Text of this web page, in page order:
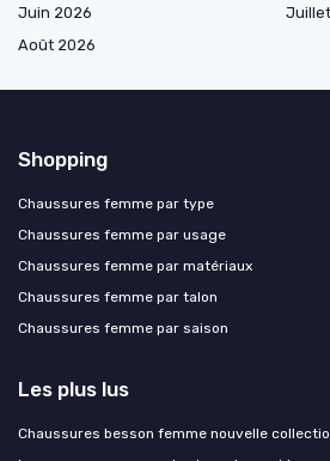
Juin 2026
Août 2026
Shopping
Chaussures femme par type
Chaussures femme par usage
Chaussures femme par matériaux
Chaussures femme par talon
Chaussures femme par saison
Les plus lus
Chaussures besson femme nouvelle